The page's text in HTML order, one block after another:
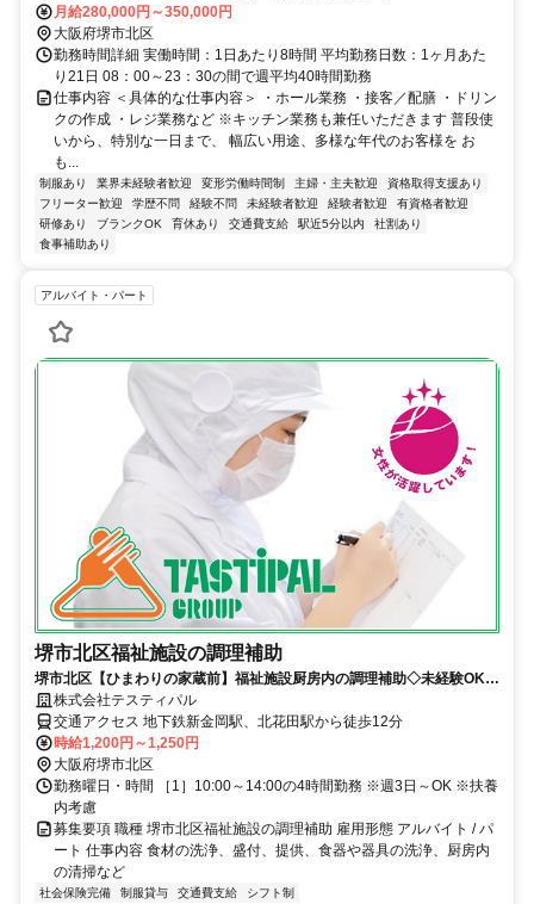
月給280,000円～350,000円
大阪府堺市北区
勤務時間詳細 実働時間：1日あたり8時間 平均勤務日数：1ヶ月あた
り21日 08：00～23：30の間で週平均40時間勤務
仕事内容 ＜具体的な仕事内容＞ ・ホール業務 ・接客／配膳 ・ドリン
クの作成 ・レジ業務など ※キッチン業務も兼任いただきます 普段使
いから、特別な一日まで、 幅広い用途、多様な年代のお客様を お
も...
制服あり 業界未経験者歓迎 変形労働時間制 主婦・主夫歓迎
資格取得支援あり
フリーター歓迎
学歴不問 経験不問 未経験者歓迎 経験者歓迎
有資格者歓迎
研修あり
ブランクOK 育休あり 交通費支給 駅近5分以内
社割あり
食事補助あり
アルバイト・パート
堺市北区福祉施設の調理補助
堺市北区【ひまわりの家蔵前】福祉施設厨房内の調理補助◇未経験OK◇
車・バイク通勤可
株式会社テスティパル
交通アクセス 地下鉄新金岡駅、北花田駅から徒歩12分
時給1,200円～1,250円
大阪府堺市北区
勤務曜日・時間 ［1］10:00～14:00の4時間勤務 ※週3日～OK ※扶養
内考慮
募集要項 職種 堺市北区福祉施設の調理補助 雇用形態 アルバイト / パ
ート 仕事内容 食材の洗浄、盛付、提供、食器や器具の洗浄、厨房内
の清掃など
社会保険完備 制服貸与 交通費支給 シフト制